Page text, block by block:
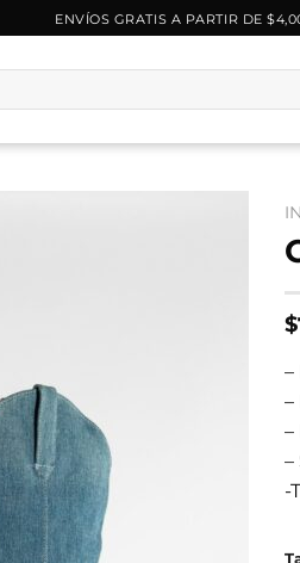
ENVÍOS GRATIS A PARTIR DE
$
–
–
–
-